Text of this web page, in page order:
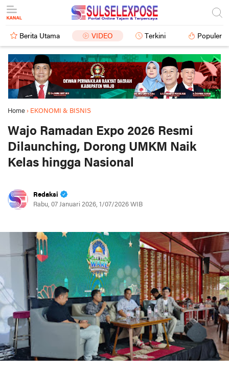
Berita Utama VIDEO Terkini Populer
Home › EKONOMI & BISNIS
Wajo Ramadan Expo 2026 Resmi
Dilaunching, Dorong UMKM Naik
Kelas hingga Nasional
Redaksi
Rabu, 07 Januari 2026, 1/07/2026 WIB